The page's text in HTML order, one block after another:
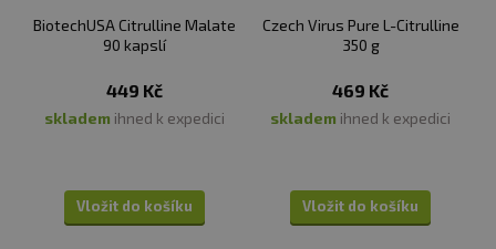
BiotechUSA Citrulline Malate
90 kapslí
449 Kč
skladem ihned k expedici
Vložit do košíku
Czech Virus Pure L-Citrulline
350 g
469 Kč
skladem ihned k expedici
Vložit do košíku